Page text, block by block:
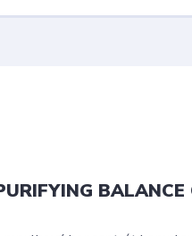
BALANCE